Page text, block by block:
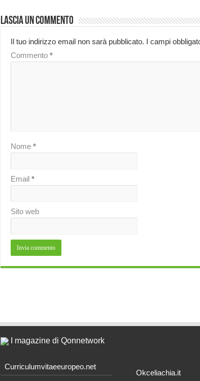
Lascia un commento
Il tuo indirizzo email non sarà pubblicato. I campi
Commento *
Nome *
Email *
Sito web
I magazine di Qonnetwork
Curriculumvitaeeuropeo.net
Okceliachia.it